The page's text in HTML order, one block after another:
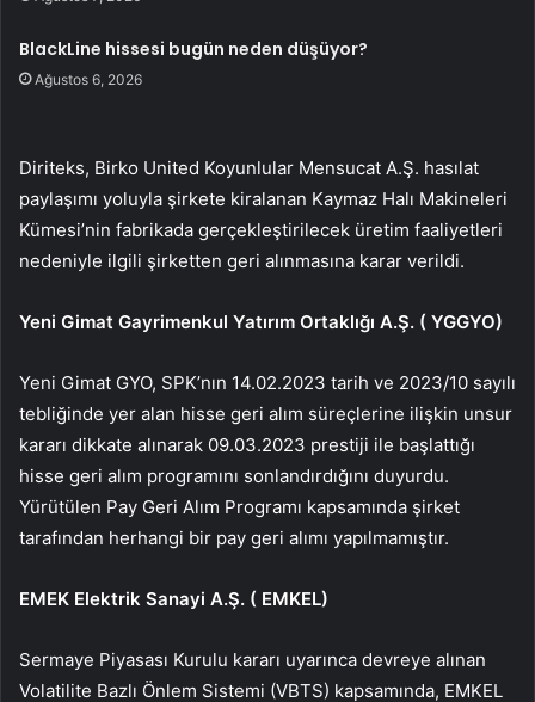
BlackLine hissesi bugün neden düşüyor?
Ağustos 6, 2026
Diriteks, Birko United Koyunlular Mensucat A.Ş. hasılat
paylaşımı yoluyla şirkete kiralanan Kaymaz Halı Makineleri
Kümesi’nin fabrikada gerçekleştirilecek üretim faaliyetleri
nedeniyle ilgili şirketten geri alınmasına karar verildi.
Yeni Gimat Gayrimenkul Yatırım Ortaklığı A.Ş. ( YGGYO)
Yeni Gimat GYO, SPK’nın 14.02.2023 tarih ve 2023/10 sayılı
tebliğinde yer alan hisse geri alım süreçlerine ilişkin unsur
kararı dikkate alınarak 09.03.2023 prestiji ile başlattığı
hisse geri alım programını sonlandırdığını duyurdu.
Yürütülen Pay Geri Alım Programı kapsamında şirket
tarafından herhangi bir pay geri alımı yapılmamıştır.
EMEK Elektrik Sanayi A.Ş. ( EMKEL)
Sermaye Piyasası Kurulu kararı uyarınca devreye alınan
Volatilite Bazlı Önlem Sistemi (VBTS) kapsamında, EMKEL